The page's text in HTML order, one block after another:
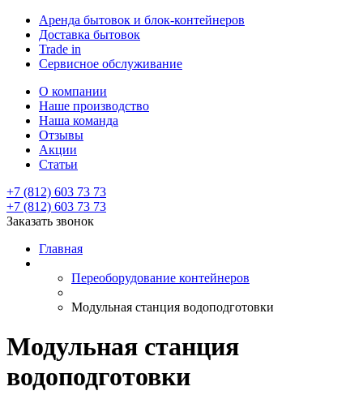
Аренда бытовок и блок-контейнеров
Доставка бытовок
Trade in
Сервисное обслуживание
О компании
Наше производство
Наша команда
Отзывы
Акции
Статьи
+7 (812) 603 73 73
+7 (812) 603 73 73
Заказать звонок
Главная
Переоборудование контейнеров
Модульная станция водоподготовки
Модульная станция
водоподготовки